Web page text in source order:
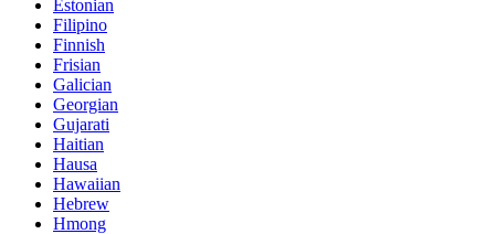
Estonian
Filipino
Finnish
Frisian
Galician
Georgian
Gujarati
Haitian
Hausa
Hawaiian
Hebrew
Hmong